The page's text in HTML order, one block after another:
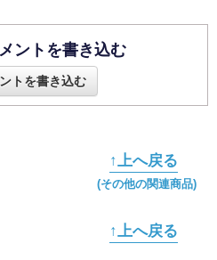
ントを書き込む
トを書き込む
↑上へ戻る
(その他の関連商品)
↑上へ戻る